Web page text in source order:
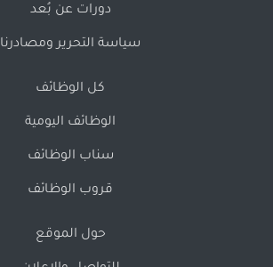
دورات عن بُعد
سياسة التحرير ومصادرنا
كل الوظائف
الوظائف اليومية
سناب الوظائف
قروب الوظائف
حول الموقع